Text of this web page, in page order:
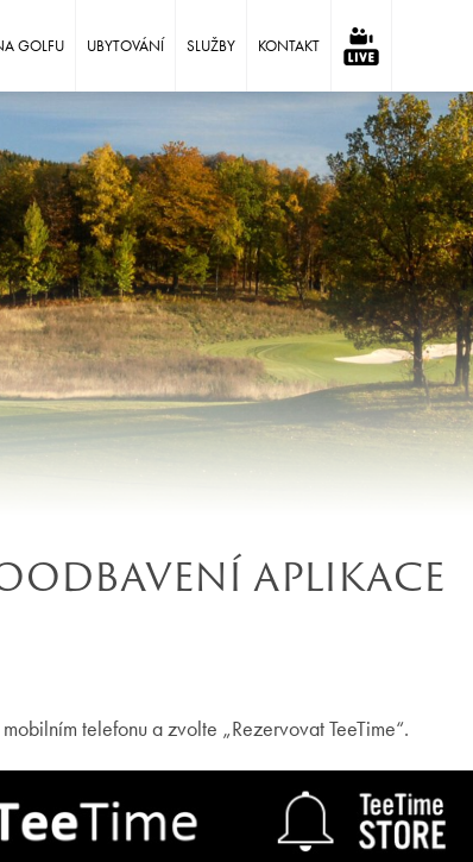
GOLFU UBYTOVÁNÍ SLUŽBY KONTAKT ⠀
APLIKACE
telefonu a zvolte „Rezervovat TeeTime“.